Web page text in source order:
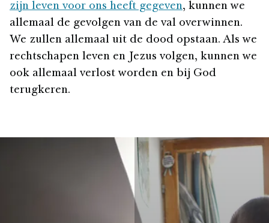
zijn leven voor ons heeft gegeven, kunnen we
allemaal de gevolgen van de val overwinnen.
We zullen allemaal uit de dood opstaan. Als we
rechtschapen leven en Jezus volgen, kunnen we
ook allemaal verlost worden en bij God
terugkeren.